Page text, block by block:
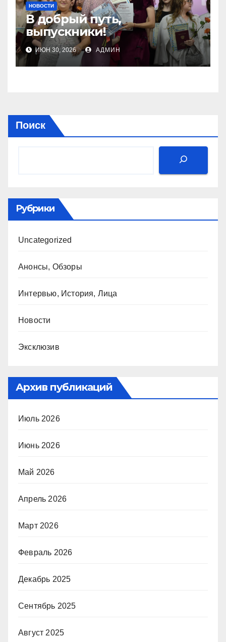
НОВОСТИ
В добрый путь,
выпускники!
ИЮН 30, 2026 АДМИН
Поиск
Рубрики
Uncategorized
Анонсы, Обзоры
Интервью, История, Лица
Новости
Эксклюзив
Архив публикаций
Июль 2026
Июнь 2026
Май 2026
Апрель 2026
Март 2026
Февраль 2026
Декабрь 2025
Сентябрь 2025
Август 2025